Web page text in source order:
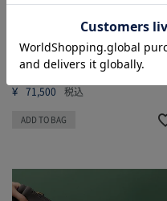
寄せ
牛革 クロコ型押し 定番 ボスト
ンバッグ 28cm
¥ 71,500 税込
ADD TO BAG